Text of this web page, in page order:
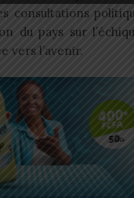
consultations
du pays sur
vers l’avenir.